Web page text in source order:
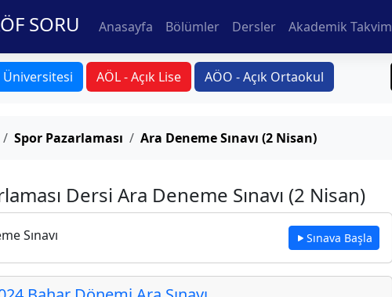
SORU Anasayfa Bölümler Dersler Akademik Takvim
Üniversitesi AÖL - Açık Lise AÖO - Açık Ortaokul
Spor Pazarlaması Ara Deneme Sınavı (2 Nisan)
Dersi Ara Deneme Sınavı (2 Nisan)
Sınavı Sınava Başla